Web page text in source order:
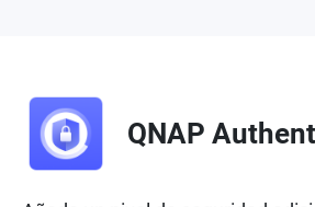
QNAP